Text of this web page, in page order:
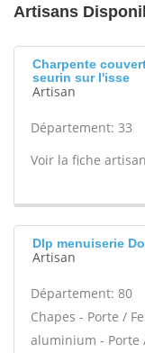
Artisans
Charpente
seurin sur l'isse
Artisan
Département: 33
Voir la fiche
Dlp menuiserie
Artisan
Département: 80
Chapes - Porte /
aluminium - Porte